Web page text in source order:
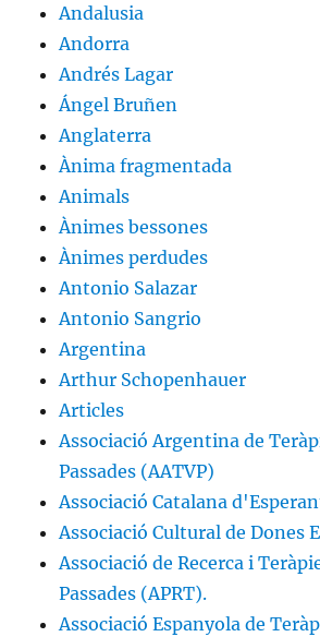
Andalusia
Andorra
Andrés Lagar
Ángel Bruñen
Anglaterra
Ànima fragmentada
Animals
Ànimes bessones
Ànimes perdudes
Antonio Salazar
Antonio Sangrio
Argentina
Arthur Schopenhauer
Articles
Associació Argentina de
Passades (AATVP)
Associació Catalana
Associació Cultural de Dones
Associació de Recerca i
Passades (APRT).
Associació Espanyola de